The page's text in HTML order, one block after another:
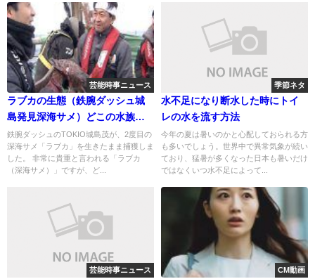
芸能時事ニュース
ラブカの生態（鉄腕ダッシュ城
島発見深海サメ）どこの水族館
で展示？
鉄腕ダッシュのTOKIO城島茂が、2度目の
深海サメ「ラブカ」を生きたまま捕獲しま
した。 非常に貴重と言われる「ラブカ
（深海サメ）」ですが、ど...
季節ネタ
水不足になり断水した時にトイ
レの水を流す方法
今年の夏は暑いのかと心配しておられる方
も多いでしょう。世界中で異常気象が続い
ており、猛暑が多くなった日本も暑いだけ
ではなくいつ水不足によって...
芸能時事ニュース CM動画